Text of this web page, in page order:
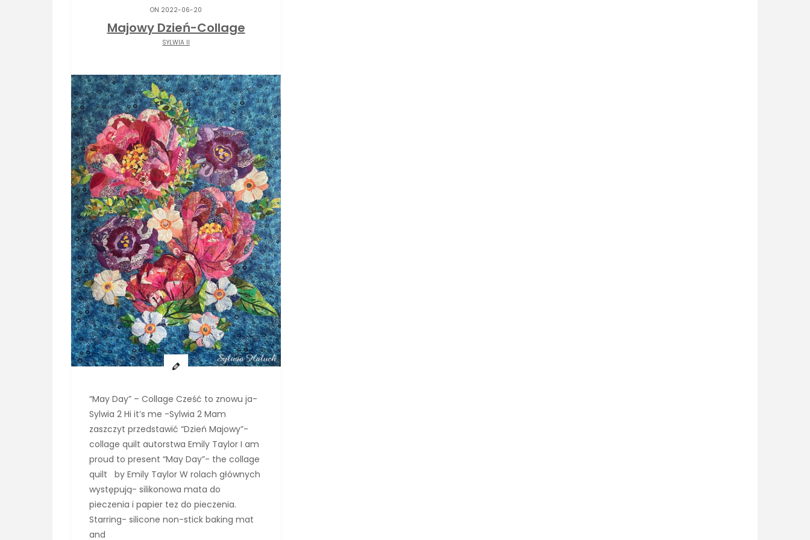
ON 2022-06-20
Majowy Dzień-Collage
SYLWIA II
“May Day” – Collage Cześć to znowu ja-
Sylwia 2 Hi it’s me -Sylwia 2 Mam
zaszczyt przedstawić “Dzień Majowy”-
collage quilt autorstwa Emily Taylor I am
proud to present “May Day”- the collage
quilt by Emily Taylor W rolach głównych
występują- silikonowa mata do
pieczenia i papier tez do pieczenia.
Starring- silicone non-stick baking mat
and